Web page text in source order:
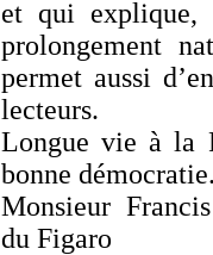
et qui explique,
prolongement
permet aussi
lecteurs.
Longue vie à la
bonne
Monsieur
du Figaro